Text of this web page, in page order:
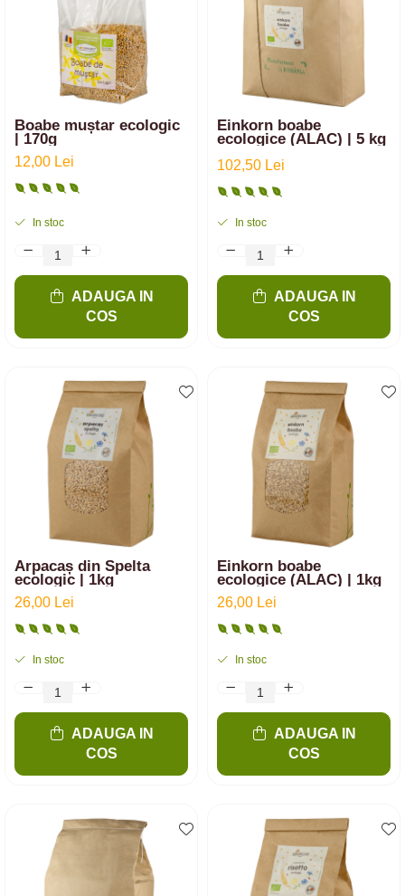
Boabe muștar ecologic
| 170g
12,00 Lei
In stoc
ADAUGA IN
COS
Einkorn boabe
ecologice (ALAC) | 5 kg
102,50 Lei
In stoc
ADAUGA IN
COS
Arpacaș din Spelta
ecologic | 1kg
26,00 Lei
In stoc
ADAUGA IN
COS
Einkorn boabe
ecologice (ALAC) | 1kg
26,00 Lei
In stoc
ADAUGA IN
COS